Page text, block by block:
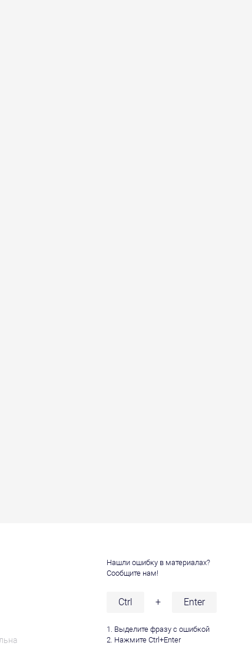
Нашли ошибку в материалах?
Сообщите нам!
Ctrl + Enter
1. Выделите фразу с ошибкой
2. Нажмите Ctrl+Enter